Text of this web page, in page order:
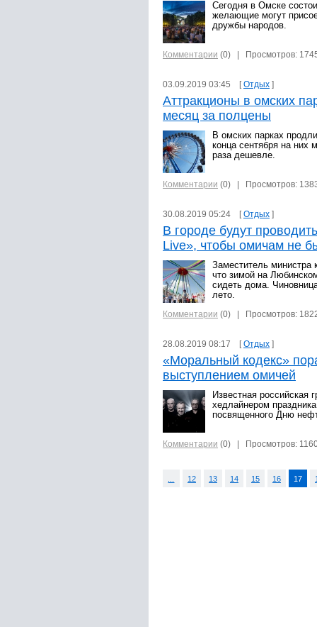
Сегодня в Омске
желающие могут
дружбы народов.
Комментарии (0) | Просмотров:
03.09.2019 03:45 [Отдых ]
Аттракционы в омских
месяц за полцены
В омских парках
конца сентября на них
раза дешевле.
Комментарии (0) | Просмотров:
30.08.2019 05:24 [Отдых ]
В городе будут
Live», чтобы омичам не
Заместитель министра
что зимой на
сидеть дома.
лето.
Комментарии (0) | Просмотров:
28.08.2019 08:17 [Отдых ]
«Моральный кодекс»
выступлением омичей
Известная российская
хедлайнером
посвященного Дню
Комментарии (0) | Просмотров:
12 13 14 15 16 17